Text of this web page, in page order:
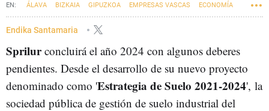
ÁLAVA BIZKAIA GIPUZKOA EMPRESAS VASCAS ECONOMÍA
Endika Santamaria
Sprilurconcluirá el año 2024 con algunos deberes
pendientes. Desde el desarrollo de su nuevo proyecto
denominado como 'Estrategia de Suelo 2021-2024', la
sociedad pública de gestión de suelo industrial del